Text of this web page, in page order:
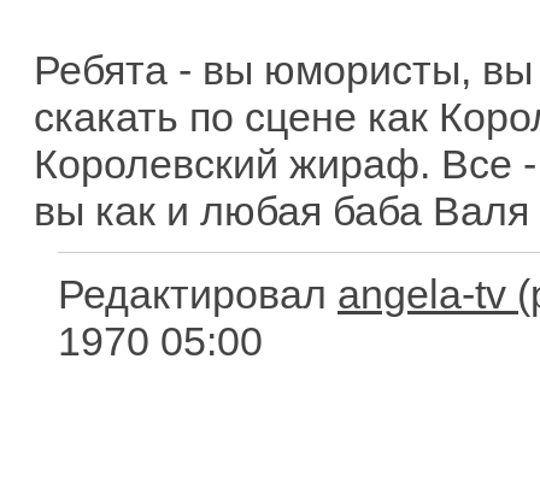
Ребята - вы юмористы,
скакать по сцене как
Королевский жираф. Все
вы как и любая баба
Редактировал angela-tv
1970 05:00